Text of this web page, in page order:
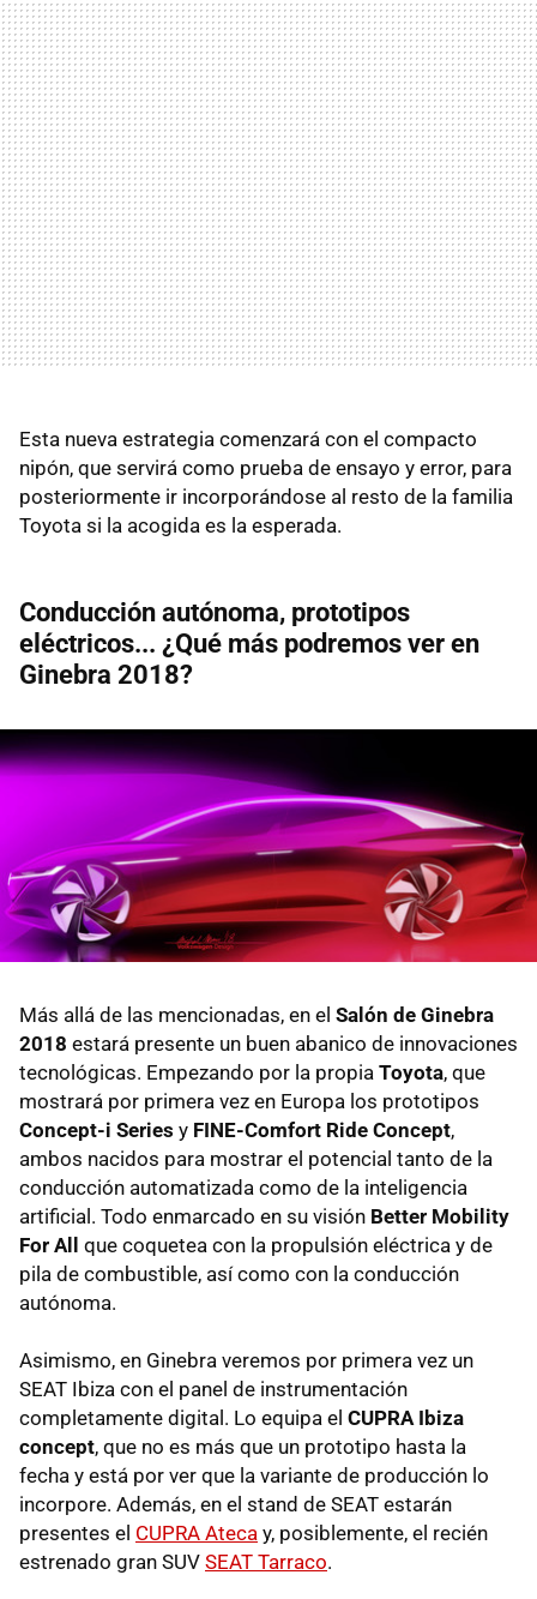
Esta nueva estrategia comenzará con el compacto
nipón, que servirá como prueba de ensayo y error, para
posteriormente ir incorporándose al resto de la familia
Toyota si la acogida es la esperada.
Conducción autónoma, prototipos
eléctricos... ¿Qué más podremos ver en
Ginebra 2018?
Más allá de las mencionadas, en el Salón de Ginebra
2018 estará presente un buen abanico de innovaciones
tecnológicas. Empezando por la propia Toyota, que
mostrará por primera vez en Europa los prototipos
Concept-i Series y FINE-Comfort Ride Concept,
ambos nacidos para mostrar el potencial tanto de la
conducción automatizada como de la inteligencia
artificial. Todo enmarcado en su visión Better Mobility
For All
que coquetea con la propulsión eléctrica y de
pila de combustible, así como con la conducción
autónoma.
Asimismo, en Ginebra veremos por primera vez un
SEAT Ibiza con el panel de instrumentación
completamente digital. Lo equipa el CUPRA Ibiza
concept, que no es más que un prototipo hasta la
fecha y está por ver que la variante de producción lo
incorpore. Además, en el stand de SEAT estarán
presentes el CUPRA Ateca y, posiblemente, el recién
estrenado gran SUV SEAT Tarraco.